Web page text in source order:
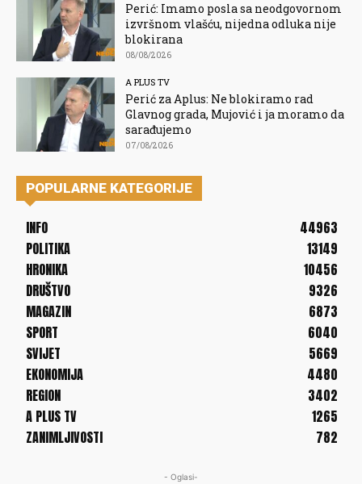
Perić: Imamo posla sa neodgovornom
izvršnom vlašću, nijedna odluka nije
blokirana
08/08/2026
A PLUS TV
Perić za Aplus: Ne blokiramo rad
Glavnog grada, Mujović i ja moramo da
sarađujemo
07/08/2026
POPULARNE KATEGORIJE
INFO
44963
POLITIKA
13149
HRONIKA
10456
DRUŠTVO
9326
MAGAZIN
6873
SPORT
6040
SVIJET
5669
EKONOMIJA
4480
REGION
3402
A PLUS TV
1265
ZANIMLJIVOSTI
782
- Oglasi-